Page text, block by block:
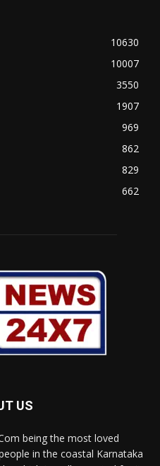
10630
10007
3550
1907
969
862
829
662
US
being the most loved
in the coastal Karnataka